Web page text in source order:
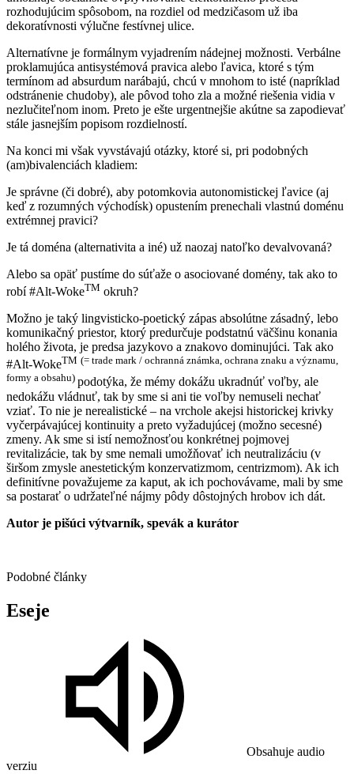
rozhodujúcim spôsobom, na rozdiel od medzičasom už iba
dekoratívnosti výlučne festívnej ulice.
Alternatívne je formálnym vyjadrením nádejnej možnosti. Verbálne
proklamujúca antisystémová pravica alebo ľavica, ktoré s tým
termínom ad absurdum narábajú, chcú v mnohom to isté (napríklad
odstránenie chudoby), ale pôvod toho zla a možné riešenia vidia v
nezlučiteľnom inom. Preto je ešte urgentnejšie akútne sa zapodievať
stále jasnejším popisom rozdielností.
Na konci mi však vyvstávajú otázky, ktoré si, pri podobných
(am)bivalenciách kladiem:
Je správne (či dobré), aby potomkovia autonomistickej ľavice (aj
keď z rozumných východísk) opustením prenechali vlastnú doménu
extrémnej pravici?
Je tá doména (alternativita a iné) už naozaj natoľko devalvovaná?
Alebo sa opäť pustíme do súťaže o asociované domény, tak ako to
robí #Alt-WokeTM okruh?
Možno je taký lingvisticko-poetický zápas absolútne zásadný, lebo
komunikačný priestor, ktorý predurčuje podstatnú väčšinu konania
holého života, je predsa jazykovo a znakovo dominujúci. Tak ako
#Alt-WokeTM (= trade mark / ochranná známka, ochrana znaku a významu,
formy a obsahu) podotýka, že mémy dokážu ukradnúť voľby, ale
nedokážu vládnuť, tak by sme si ani tie voľby nemuseli nechať
vziať. To nie je nerealistické – na vrchole akejsi historickej krivky
vyčerpávajúcej kontinuity a preto vyžadujúcej (možno secesné)
zmeny. Ak sme si istí nemožnosťou konkrétnej pojmovej
revitalizácie, tak by sme nemali umožňovať ich neutralizáciu (v
širšom zmysle anestetickým konzervatizmom, centrizmom). Ak ich
definitívne považujeme za kaput, ak ich pochovávame, mali by sme
sa postarať o udržateľné nájmy pôdy dôstojných hrobov ich dát.
Autor je pišúci výtvarník, spevák a kurátor
Podobné články
Eseje
Obsahuje audio
verziu